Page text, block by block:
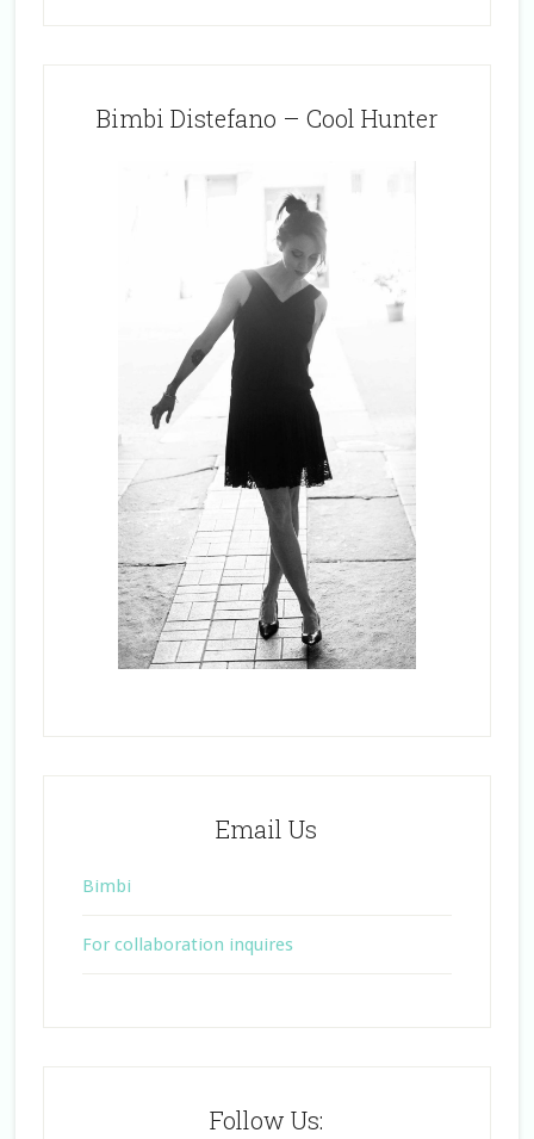
Bimbi Distefano – Cool Hunter
Email Us
Bimbi
For collaboration inquires
Follow Us: